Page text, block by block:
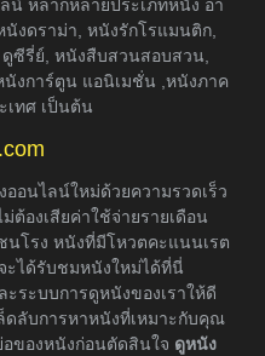
น์ หลากหลายประเภทหนัง อา
งดราม่า, หนังรักโรแมนติก,
ซีรี่ย์, หนังสืบสวนสอบสวน,
นังการ์ตูน แอนิเมชั่น ,หนังภาค
เทศ เป็นต้น
ออนไลน์ใหม่ด้วยความรวดเร็ว
องเสียค่าใช้จ่ายรายเดือน
โรง หนังที่มีโหวตคะแนนเรต
ะได้รับชมหนังใหม่ได้ที่นี่
ะระบบการดูหนังของเราให้ดี
ดลับการหาหนังที่เหมาะกับคุณ
อของหนังก่อนตัดสินใจ ดูหนัง